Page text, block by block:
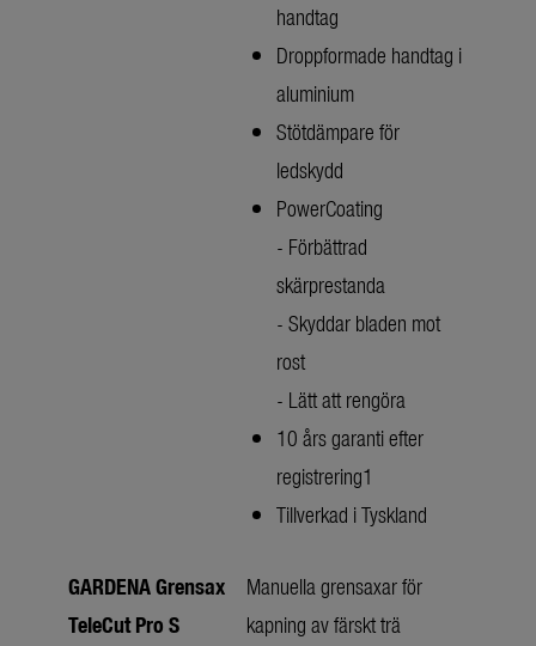
handtag
Droppformade handtag i
aluminium
Stötdämpare för
ledskydd
PowerCoating
- Förbättrad
skärprestanda
- Skyddar bladen mot
rost
- Lätt att rengöra
10 års garanti efter
registrering1
Tillverkad i Tyskland
GARDENA Grensax
TeleCut Pro S
Manuella grensaxar för
kapning av färskt trä